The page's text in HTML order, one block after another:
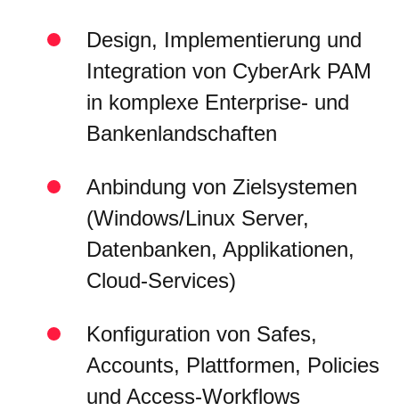
Design, Implementierung und
Integration von CyberArk PAM
in komplexe Enterprise- und
Bankenlandschaften
Anbindung von Zielsystemen
(Windows/Linux Server,
Datenbanken, Applikationen,
Cloud-Services)
Konfiguration von Safes,
Accounts, Plattformen, Policies
und Access-Workflows